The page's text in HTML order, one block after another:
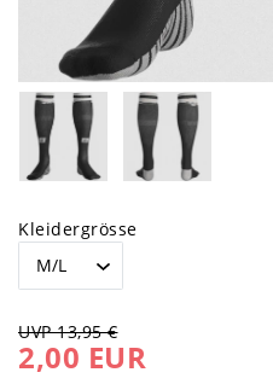
Kleidergrösse
UVP 13,95 €
2,00 EUR